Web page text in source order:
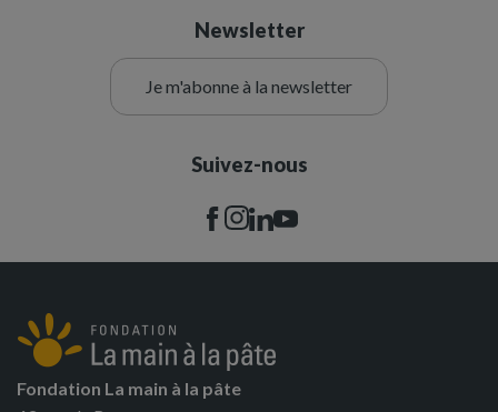
Newsletter
Je m'abonne à la newsletter
Suivez-nous
Fondation La main à la pâte